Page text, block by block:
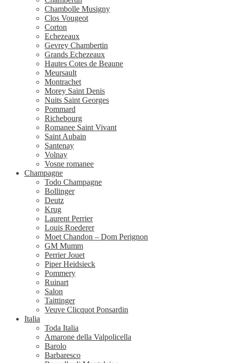
Chambolle Musigny
Clos Vougeot
Corton
Echezeaux
Gevrey Chambertin
Grands Echezeaux
Hautes Cotes de Beaune
Meursault
Montrachet
Morey Saint Denis
Nuits Saint Georges
Pommard
Richebourg
Romanee Saint Vivant
Saint Aubain
Santenay
Volnay
Vosne romanee
Champagne
Todo Champagne
Bollinger
Deutz
Krug
Laurent Perrier
Louis Roederer
Moet Chandon – Dom Perignon
GM Mumm
Perrier Jouet
Piper Heidsieck
Pommery
Ruinart
Salon
Taittinger
Veuve Clicquot Ponsardin
Italia
Toda Italia
Amarone della Valpolicella
Barolo
Barbaresco